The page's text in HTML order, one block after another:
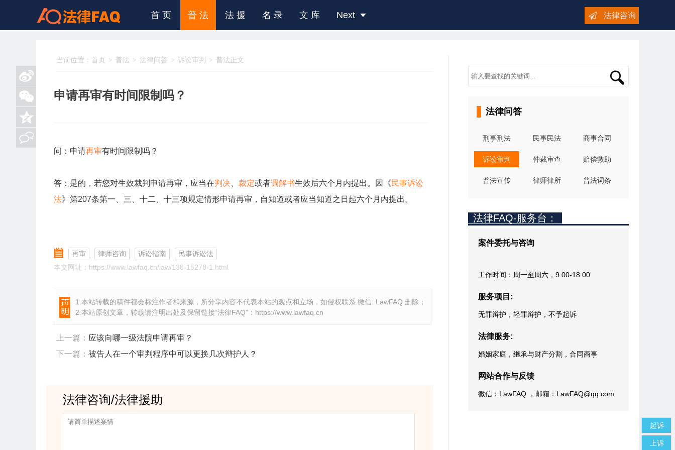
首 页 普 法 法 援 名 录 文 库 Next 法律咨询
当前位置： 首页 普法 法律问答 诉讼审判 普法正文
申请再审有时间限制吗？
问：申请再审有时间限制吗？
答：是的，若您对生效裁判申请再审，应当在判决 裁定或者调解书生效后六个月内提出。因《民事诉讼
法》第207条第一、三、十二、十三项规定情形申请再审，自知道或者应当知道之日起六个月内提出。
再审 律师咨询 诉讼指南
民事诉讼法
本文网址：https://www.lawfaq.cn/law/138-15278-1.html
1.本站转载的稿件都会标注作者和来源，所分享内容不代表本站的观点和立场，如侵权联系 微信: LawFAQ 删除；
2.本站原创文章，转载请注明出处及保留链接“法律FAQ”： https://www.lawfaq.cn
上一篇： 应该向哪一级法院申请再审？
下一篇： 被告人在一个审判程序中可以更换几次辩护人？
法律咨询/法律援助
法律问答
刑事刑法 民事民法 商事合同
诉讼审判 仲裁审查 赔偿救助
普法宣传 律师律所 普法词条
法律FAQ-服务台：
案件委托与咨询
工作时间：周一至周六，9:00-18:00
服务项目:
无罪辩护，轻罪辩护，不予起诉
法律服务:
婚姻家庭，继承与财产分割，合同商事
网站合作与反馈
微信：LawFAQ ，邮箱：LawFAQ@qq.com
起诉
上诉